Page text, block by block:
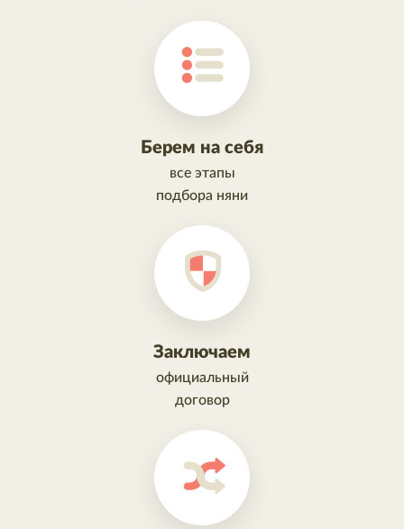
Берем на себя
все этапы
подбора няни
Заключаем
официальный
договор